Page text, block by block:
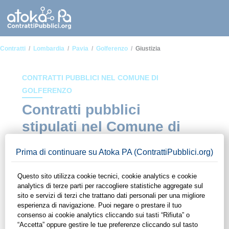
Contratti Lombardia Pavia Golferenzo Giustizia
CONTRATTI PUBBLICI NEL COMUNE DI
GOLFERENZO
Contratti pubblici
stipulati nel Comune di
Giustizia
In questa sezione del sito di ContrattiPubblici.org potrai avere
ad alcuni dei contratti presenti nella piattaforma stipulati
all'interno del Comune di Golferenzo in ambito Giustizia.
Grazie alle funzionalità di ContrattiPubblici.org potrai
monitorare la scadenza dei contratti pubblici di tuo interesse e
programmare la tua attività commerciale con le Pubbliche